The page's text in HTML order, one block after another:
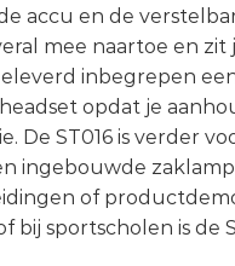
accu en de
mee naartoe en
inbegrepen
opdat je
De ST016 is verder
ingebouwde
of
bij sportscholen is de